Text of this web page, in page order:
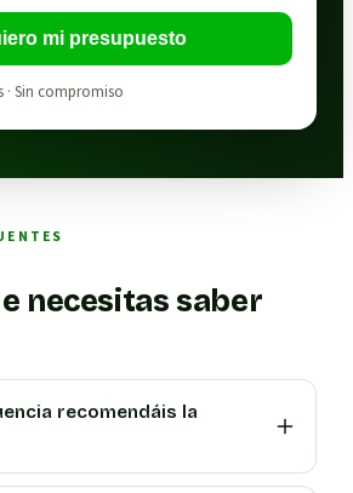
mi presupuesto
Sin compromiso
necesitas saber
recomendáis la